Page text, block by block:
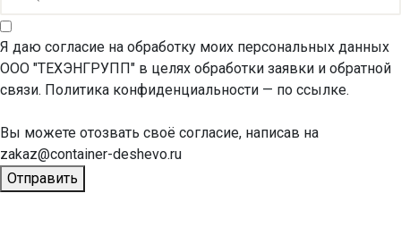
Я даю согласие на обработку моих персональных данных
ООО "ТЕХЭНГРУПП" в целях обработки заявки и обратной
связи. Политика конфиденциальности — по ссылке.
Вы можете отозвать своё согласие, написав на
zakaz@container-deshevo.ru
Отправить